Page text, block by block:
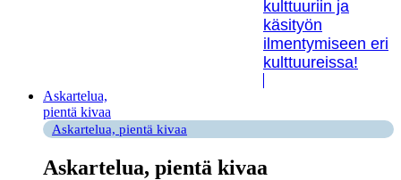
kulttuuriin ja
käsityön
ilmentymiseen eri
kulttuureissa!
Askartelua,
pientä kivaa
Askartelua, pientä kivaa
Askartelua, pientä kivaa